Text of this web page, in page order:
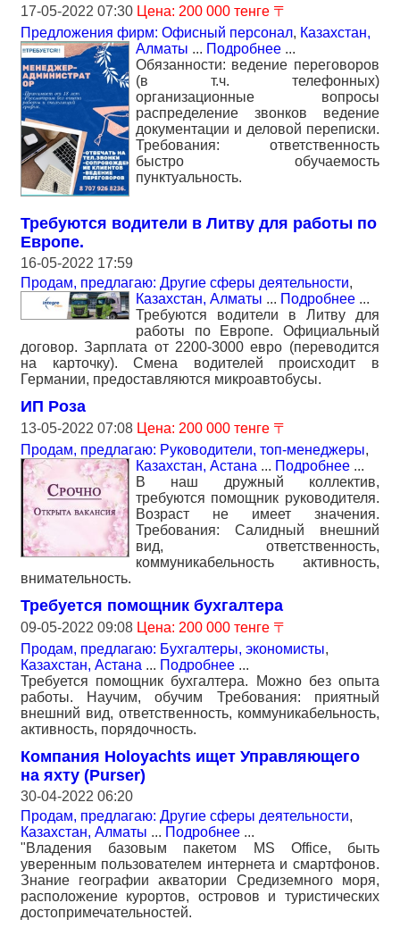
17-05-2022 07:30 Цена: 200 000 тенге 〒
Предложения фирм: Офисный персонал, Казахстан,
Алматы ... Подробнее ...
Обязанности: ведение переговоров
(в т.ч. телефонных)
организационные вопросы
распределение звонков ведение
документации и деловой переписки.
Требования: ответственность
быстро обучаемость
пунктуальность.
Требуются водители в Литву для работы по
Европе.
16-05-2022 17:59
Продам, предлагаю: Другие сферы деятельности,
Казахстан, Алматы ... Подробнее ...
Требуются водители в Литву для
работы по Европе. Официальный
договор. Зарплата от 2200-3000 евро (переводится
на карточку). Смена водителей происходит в
Германии, предоставляются микроавтобусы.
ИП Роза
13-05-2022 07:08 Цена: 200 000 тенге 〒
Продам, предлагаю: Руководители, топ-менеджеры,
Казахстан, Астана ... Подробнее ...
В наш дружный коллектив,
требуются помощник руководителя.
Возраст не имеет значения.
Требования: Салидный внешний
вид, ответственность,
коммуникабельность активность,
внимательность.
Требуется помощник бухгалтера
09-05-2022 09:08 Цена: 200 000 тенге 〒
Продам, предлагаю: Бухгалтеры, экономисты,
Казахстан, Астана ... Подробнее ...
Требуется помощник бухгалтера. Можно без опыта
работы. Научим, обучим Требования: приятный
внешний вид, ответственность, коммуникабельность,
активность, порядочность.
Компания Holoyachts ищет Управляющего
на яхту (Purser)
30-04-2022 06:20
Продам, предлагаю: Другие сферы деятельности,
Казахстан, Алматы ... Подробнее ...
"Владения базовым пакетом MS Office, быть
уверенным пользователем интернета и смартфонов.
Знание географии акватории Средиземного моря,
расположение курортов, островов и туристических
достопримечательностей.